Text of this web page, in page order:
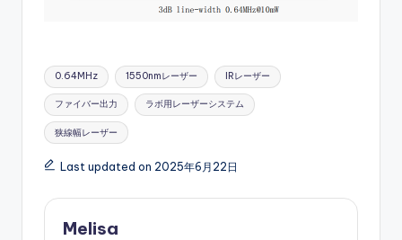
Tags:
0.64MHz 1550nmレーザー IRレーザー
ファイバー出力 ラボ用レーザーシステム
狭線幅レーザー
Last updated on 2025年6月22日
Melisa